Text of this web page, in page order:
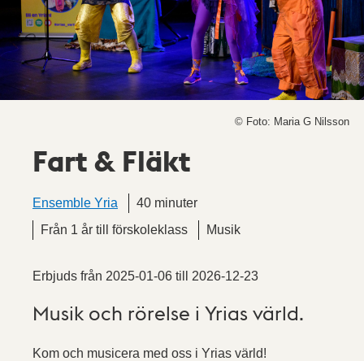
© Foto: Maria G Nilsson
Fart & Fläkt
Ensemble Yria
40 minuter
Från 1 år till förskoleklass
Musik
Erbjuds från 2025-01-06 till 2026-12-23
Musik och rörelse i Yrias värld.
Kom och musicera med oss i Yrias värld!